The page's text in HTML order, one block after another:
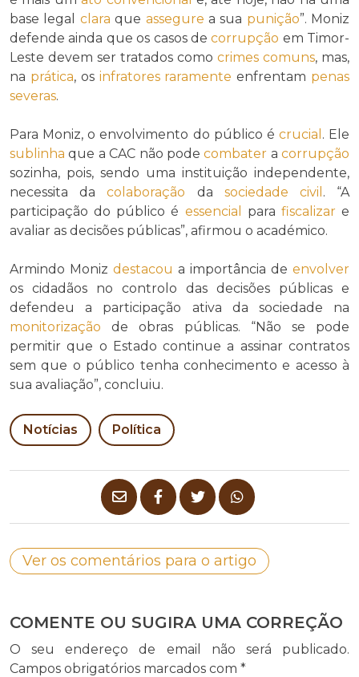
base legal clara que assegure a sua punição”. Moniz
defende ainda que os casos decorrupção em Timor-
Leste devem ser tratados como crimes comuns, mas,
na prática, os infratores raramente enfrentam penas
severas.
Para Moniz, o envolvimento do público é crucial . Ele
sublinha que a CAC não podecombater a corrupção
sozinha, pois, sendo uma instituição independente,
necessita dacolaboração da sociedade civil . “A
participação do público é essencial para fiscalizare
avaliar as decisões públicas”, afirmou o académico.
Armindo Moniz destacou a importância de envolver
os cidadãos no controlo das decisões públicas e
defendeu a participação ativa da sociedade na
monitorização de obras públicas. “Não se pode
permitir que o Estado continue a assinar contratos
sem que o público tenha conhecimento e acesso à
sua avaliação”, concluiu.
Notícias Política
Ver os comentários para o artigo
COMENTE OU SUGIRA UMA CORREÇÃO
O seu endereço de email não será publicado.
Campos obrigatórios marcados com *